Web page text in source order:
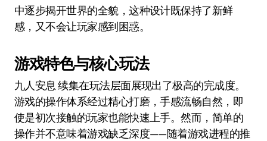
中逐步揭开世界的全貌，这种设计既保持了新鲜
感，又不会让玩家感到困惑。
游戏特色与核心玩法
九人安息 续集在玩法层面展现出了极高的完成度。
游戏的操作体系经过精心打磨，手感流畅自然，即
使是初次接触的玩家也能快速上手。然而，简单的
操作并不意味着游戏缺乏深度——随着游戏进程的推